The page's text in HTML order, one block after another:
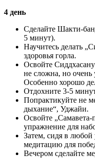
4 день
Сделайте Шакти-
5 минут).
Научитесь делать
здоровья горла.
Освойте
не сложна, но очень
Особенно хорошо
Отдохните 3-5
Попрактикуйте не
дыхание“, Уджайи.
Освойте
упражнение для
Затем, сидя в любой
медитацию для
Вечером сделайте